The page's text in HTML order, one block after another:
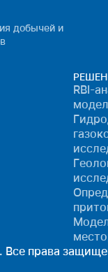
добычей и
RBI-
Все права